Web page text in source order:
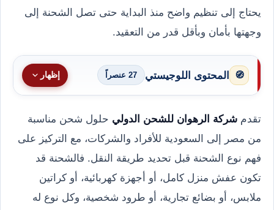
يحتاج إلى تنظيم واضح منذ البداية حتى تصل الشحنة إلى
وجهتها بأمان وبأقل قدر من التعقيد.
🧭 المحتوى اللوجيستي 27 عنصراً إظهار
تقدم شركة الرهوان للشحن الدولي حلول شحن مناسبة
من مصر إلى السعودية للأفراد والشركات، مع التركيز على
فهم نوع الشحنة قبل تحديد طريقة النقل. فالشحنة قد
تكون عفش منزل كامل، أو أجهزة كهربائية، أو كراتين
ملابس، أو بضائع تجارية، أو طرود شخصية، وكل نوع له